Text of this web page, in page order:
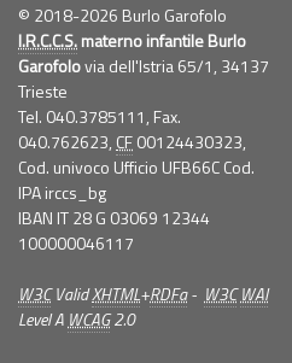
© 2018-2026 Burlo Garofolo
I.R.C.C.S.materno infantile Burlo
Garofolovia dell'Istria 65/1, 34137
Trieste
Tel. 040.3785111, Fax.
040.762623, CF00124430323,
Cod. univoco Ufficio UFB66C Cod.
IPA irccs_bg
IBAN IT 28 G 03069 12344
100000046117
W3CValidXHTML+RDFa- W3C WAI
Level A WCAG2.0